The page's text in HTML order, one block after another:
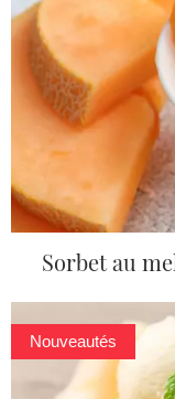
Sorbet au
Nouveautés